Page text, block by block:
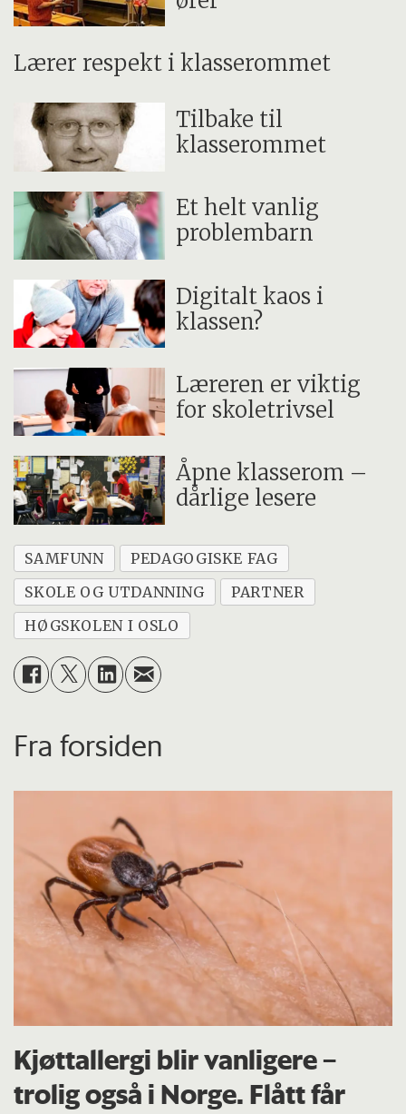
Lærer respekt i klasserommet
Tilbake til
klasserommet
Et helt vanlig
problembarn
Digitalt kaos i
klassen?
Læreren er viktig
for skoletrivsel
Åpne klasserom –
dårlige lesere
SAMFUNN
PEDAGOGISKE FAG
SKOLE OG UTDANNING
PARTNER
HØGSKOLEN I OSLO
Fra forsiden
Kjøttallergi blir vanligere –
trolig også i Norge. Flått får